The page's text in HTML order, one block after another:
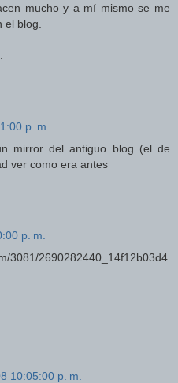
mucho y a mí mismo se me
blog.
p. m.
mirror del antiguo blog (el de
ver como era antes
p. m.
3081/2690282440_14f12b03d4
10:05:00 p. m.